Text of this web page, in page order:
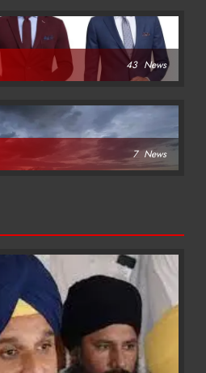
43 News
7 News